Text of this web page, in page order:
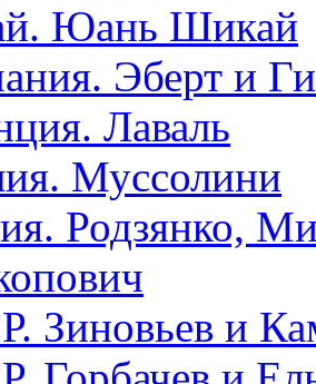
Юань Шикай
Эберт и
Лаваль
Муссолини
Родзянко,
Зиновьев и